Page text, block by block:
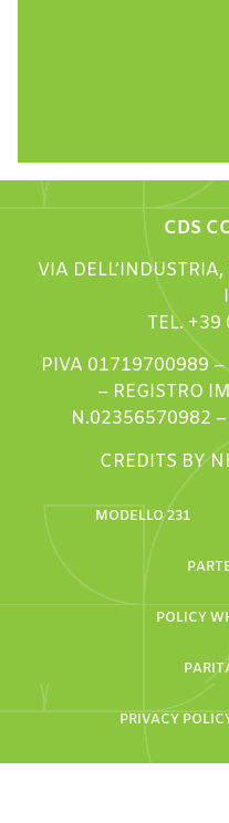
CDS
VIA
TEL.
PIVA 01719700989 –
– REGISTRO
N.02356570982 –
CREDITS BY
MODELLO 231
POLICY
PRIVACY